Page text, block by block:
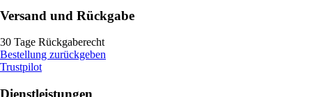
Versand und Rückgabe
30 Tage Rückgaberecht
Bestellung zurückgeben
Trustpilot
Dienstleistungen